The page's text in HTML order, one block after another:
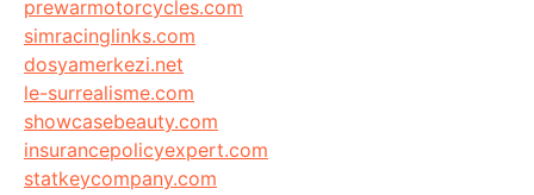
prewarmotorcycles.com
simracinglinks.com
dosyamerkezi.net
le-surrealisme.com
showcasebeauty.com
insurancepolicyexpert.com
statkeycompany.com